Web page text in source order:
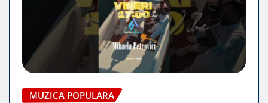
MUZICA POPULARA